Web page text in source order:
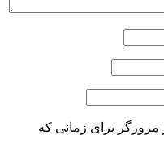
مرورگر برای زمانی که